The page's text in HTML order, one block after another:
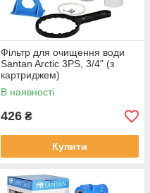
Фільтр для очищення води
Santan Arctic 3PS, 3/4" (з
картриджем)
В наявності
426 ₴
Купити